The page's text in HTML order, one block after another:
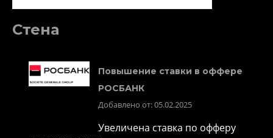
Стена
Повышение ставки в оффере
РОСБАНК
Добавлено от: 05.02.2025
Увеличена ставка по офферу